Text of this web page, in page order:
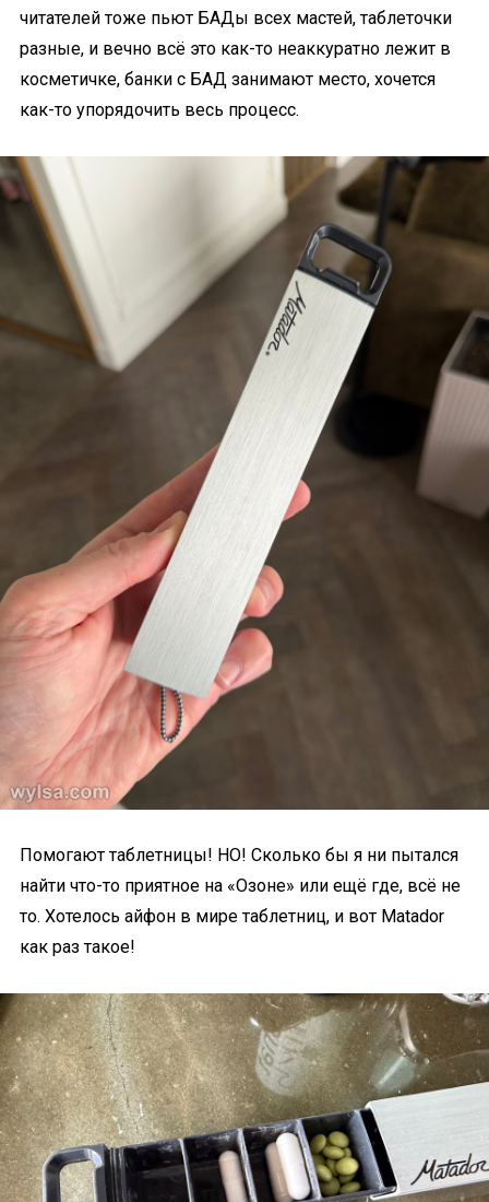
читателей тоже пьют БАДы всех мастей, таблеточки
разные, и вечно всё это как-то неаккуратно лежит в
косметичке, банки с БАД занимают место, хочется
как-то упорядочить весь процесс.
Помогают таблетницы! НО! Сколько бы я ни пытался
найти что-то приятное на «Озоне» или ещё где, всё не
то. Хотелось айфон в мире таблетниц, и вот Matador
как раз такое!